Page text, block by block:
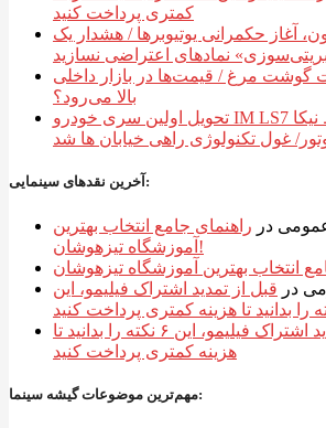
کمتری پرداخت کنید
آغاز حکمرانی یوتیوبرها / هشدار یک
گوشت مرغ / قیمت‌ها در بازار داخلی
بالا می‌رود؟
تحویل اولین سری خودرو IM LS7 به مشتریان توسط نیکا
آخرین نقدهای سینمایی:
در راهنمای جامع انتخاب بهترین
آموزشگاه تیزهوشان!
در قبل از تمدید اشتراک فیلیمو، این
قبل از تمدید اشتراک فیلیمو، این ۶ نکته را بدانید تا
هزینه کمتری پرداخت کنید
مهم‌ترین موضوعات گیشه سینما: